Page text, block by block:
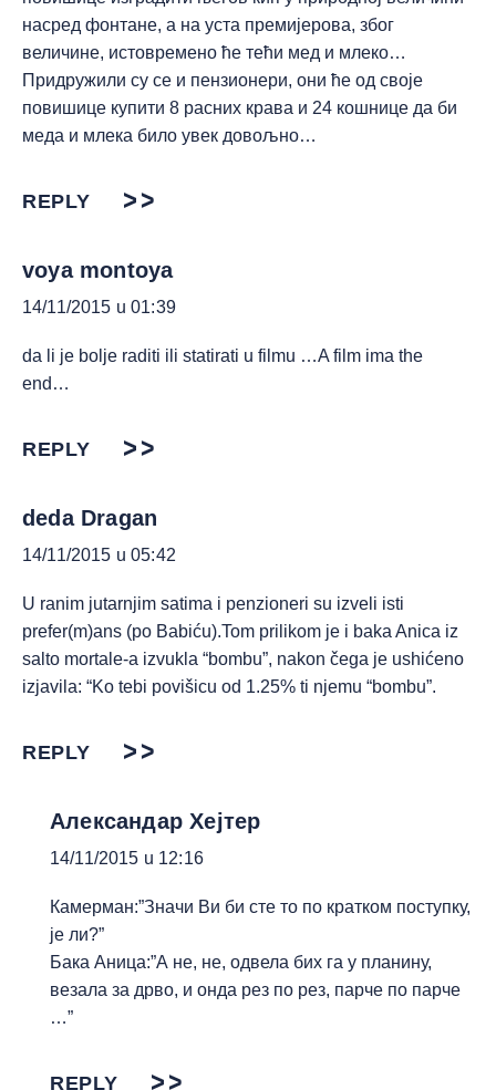
насред фонтане, а на уста премијерова, због
величине, истовремено ће тећи мед и млеко…
Придружили су се и пензионери, они ће од своје
повишице купити 8 расних крава и 24 кошнице да би
меда и млека било увек довољно…
REPLY
voya montoya
14/11/2015 u 01:39
da li je bolje raditi ili statirati u filmu …A film ima the
end…
REPLY
deda Dragan
14/11/2015 u 05:42
U ranim jutarnjim satima i penzioneri su izveli isti
prefer(m)ans (po Babiću).Tom prilikom je i baka Anica iz
salto mortale-a izvukla “bombu”, nakon čega je ushićeno
izjavila: “Ko tebi povišicu od 1.25% ti njemu “bombu”.
REPLY
Александар Хејтер
14/11/2015 u 12:16
Камерман:”Значи Ви би сте то по кратком поступку,
је ли?”
Бака Аница:”А не, не, одвела бих га у планину,
везала за дрво, и онда рез по рез, парче по парче
…”
REPLY